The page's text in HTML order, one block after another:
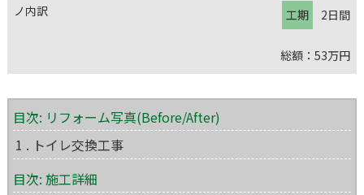
ノ内訳
工期 2日間
総額：53万円
目次: リフォーム写真(Before/After)
1 . トイレ交換工事
目次: 施工詳細